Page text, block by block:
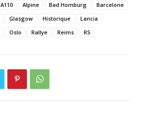
A110 Alpine Bad Homburg
Barcelone
Glasgow Historique
Lancia
Oslo Rallye Reims RS